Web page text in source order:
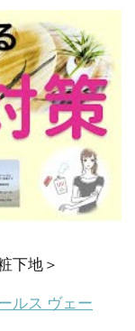
下地＞
ルス ヴェー